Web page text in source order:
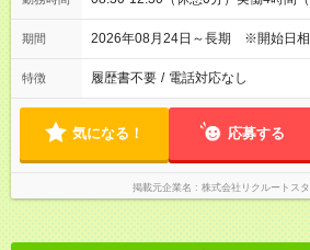
期間 2026年08月24日～長期 ※開始日
特徴 履歴書不要 / 電話対応なし
気になる！ 応募する
掲載元企業名 株式会社リクルートス